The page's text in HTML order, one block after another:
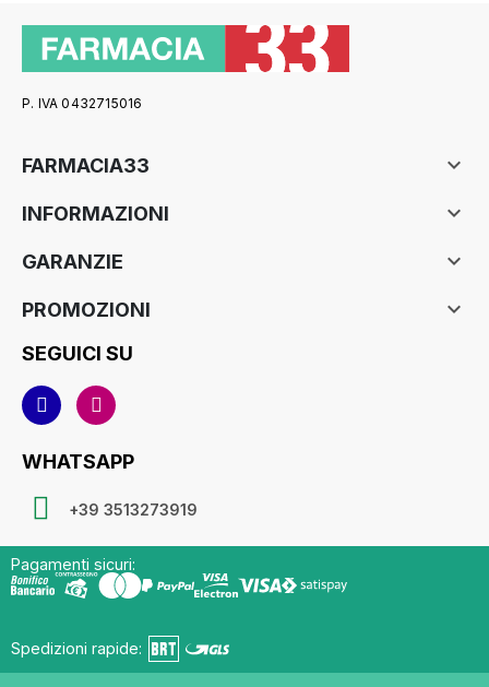
P. IVA 0432715016
FARMACIA33 
INFORMAZIONI 
GARANZIE 
PROMOZIONI 
SEGUICI SU
WHATSAPP
+39 3513273919
Pagamenti sicuri:
Spedizioni rapide: